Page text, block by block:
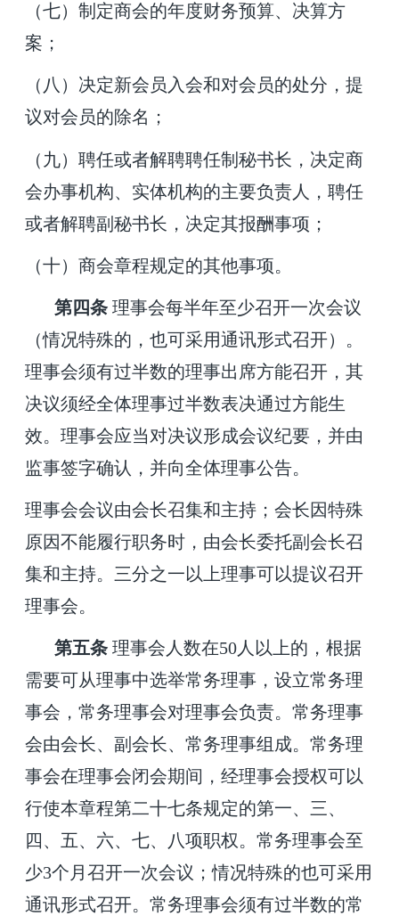
（七）制定商会的年度财务预算、决算方
案；
（八）决定新会员入会和对会员的处分，提
议对会员的除名；
（九）聘任或者解聘聘任制秘书长，决定商
会办事机构、实体机构的主要负责人，聘任
或者解聘副秘书长，决定其报酬事项；
（十）商会章程规定的其他事项。
第四条 理事会每半年至少召开一次会议
（情况特殊的，也可采用通讯形式召开）。
理事会须有过半数的理事出席方能召开，其
决议须经全体理事过半数表决通过方能生
效。理事会应当对决议形成会议纪要，并由
监事签字确认，并向全体理事公告。
理事会会议由会长召集和主持；会长因特殊
原因不能履行职务时，由会长委托副会长召
集和主持。三分之一以上理事可以提议召开
理事会。
第五条 理事会人数在50人以上的，根据
需要可从理事中选举常务理事，设立常务理
事会，常务理事会对理事会负责。常务理事
会由会长、副会长、常务理事组成。常务理
事会在理事会闭会期间，经理事会授权可以
行使本章程第二十七条规定的第一、三、
四、五、六、七、八项职权。常务理事会至
少3个月召开一次会议；情况特殊的也可采用
通讯形式召开。常务理事会须有过半数的常